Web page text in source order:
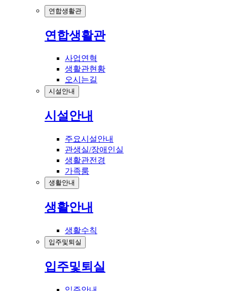
연합생활관
연합생활관
사업연혁
생활관현황
오시는길
시설안내
시설안내
주요시설안내
관생실/장애인실
생활관전경
가족룸
생활안내
생활안내
생활수칙
입주및퇴실
입주및퇴실